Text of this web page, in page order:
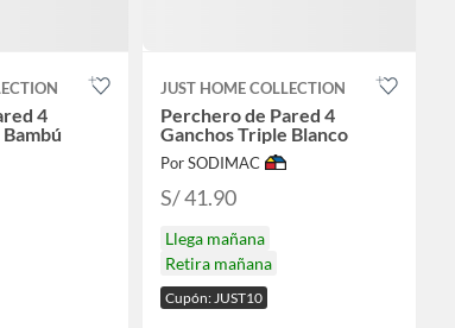
4
JUST HOME COLLECTION
Perchero de Pared 4
Ganchos Triple Blanco
Por SODIMAC
S/ 41.90
Llega mañana
Retira mañana
Cupón: JUST10